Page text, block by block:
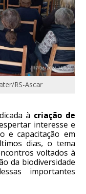
RS-Ascar
à criação de
interesse e
e capacitação em
dias, o tema
voltados à
da biodiversidade
importantes